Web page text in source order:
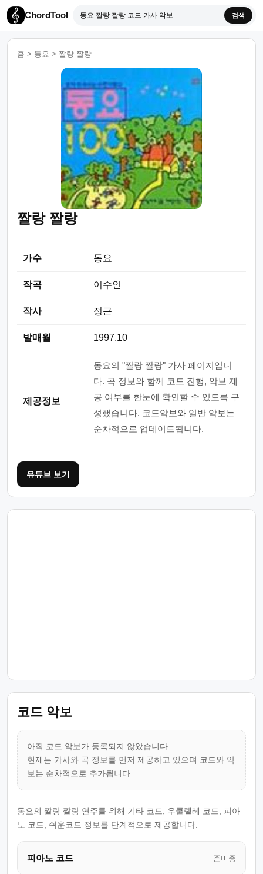
ChordTool 검색
홈 > 동요 > 짤랑 짤랑
짤랑 짤랑
가수 동요
작곡 이수인
작사 정근
발매월 1997.10
제공정보
동요의 "짤랑 짤랑" 가사 페이지입니
다. 곡 정보와 함께 코드 진행, 악보 제
공 여부를 한눈에 확인할 수 있도록 구
성했습니다. 코드악보와 일반 악보는
순차적으로 업데이트됩니다.
유튜브 보기
코드 악보
아직 코드 악보가 등록되지 않았습니다.
현재는 가사와 곡 정보를 먼저 제공하고 있으며 코드와 악
보는 순차적으로 추가됩니다.
동요의 짤랑 짤랑 연주를 위해 기타 코드, 우쿨렐레 코드, 피아
노 코드, 쉬운코드 정보를 단계적으로 제공합니다.
피아노 코드 준비중